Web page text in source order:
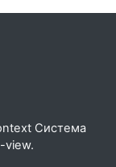
Система
view.